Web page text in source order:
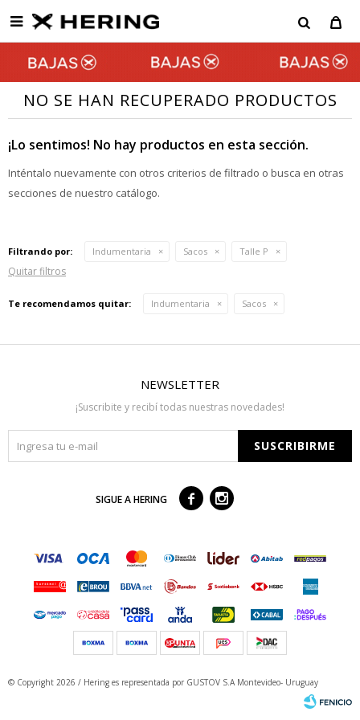

NO SE HAN RECUPERADO PRODUCTOS
¡Lo sentimos! No hay productos en esta sección.
Inténtalo nuevamente con otros criterios de filtrado o busca en otras
secciones de nuestro catálogo.
Filtrando por: Indumentaria Sacos Talle P
Quitar filtros
Te recomendamos quitar: Indumentaria Sacos
NEWSLETTER
¡Suscribite y recibí todas nuestras novedades!
SUSCRIBIRME
SIGUE A HERING  
© Copyright 2026 / Hering es representada por GUSTOV S.A Montevideo- Uruguay